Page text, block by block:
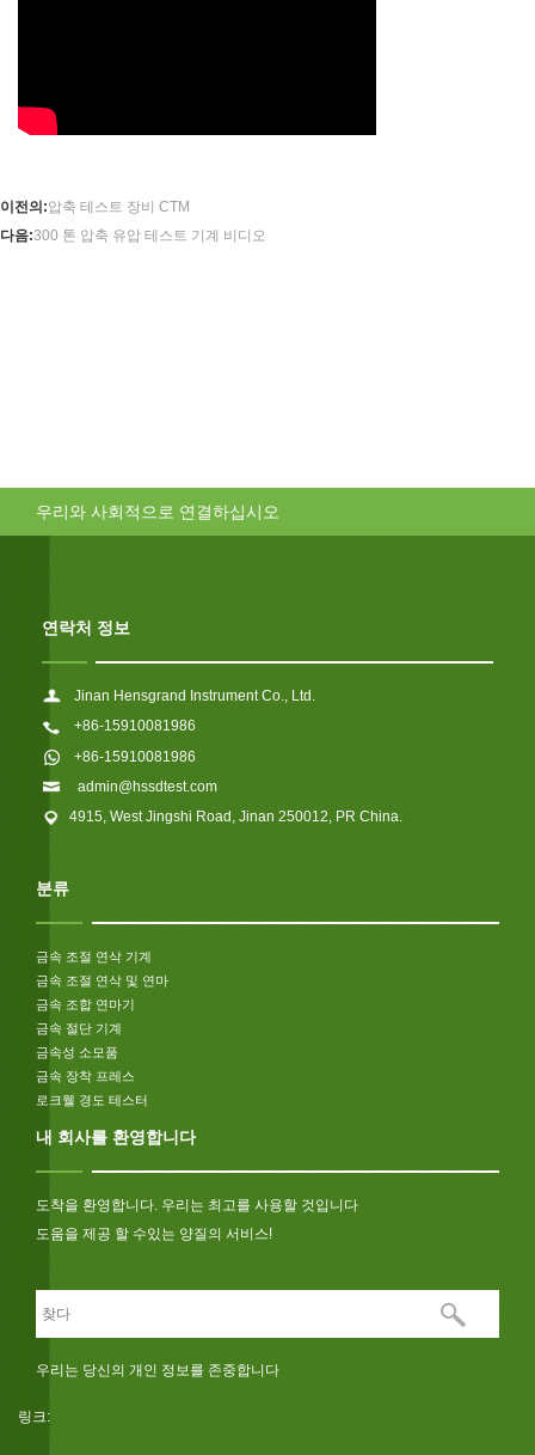
이전의:압축 테스트 장비 CTM
다음:300 톤 압축 유압 테스트 기계 비디오
우리와 사회적으로 연결하십시오
연락처 정보
Jinan Hensgrand Instrument Co., Ltd.
+86-15910081986
+86-15910081986
admin@hssdtest.com
4915, West Jingshi Road, Jinan 250012, PR China.
분류
금속 조절 연삭 기계
금속 조절 연삭 및 연마
금속 조합 연마기
금속 절단 기계
금속성 소모품
금속 장착 프레스
로크웰 경도 테스터
내 회사를 환영합니다
도착을 환영합니다. 우리는 최고를 사용할 것입니다
도움을 제공 할 수있는 양질의 서비스!
우리는 당신의 개인 정보를 존중합니다
링크: